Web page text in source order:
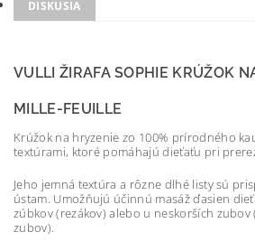
DISKUSIA
VULLI ŽIRAFA SOPHIE KRÚŽOK
MILLE-FEUILLE
Krúžok na hryzenie zo 100% prírodného
textúrami, ktoré pomáhajú dieťaťu pri
Jeho jemná textúra a rôzne dlhé listy sú
ústam. Umožňujú účinnú masáž ďasien
zúbkov (rezákov) alebo u neskorších zubov
zubov).